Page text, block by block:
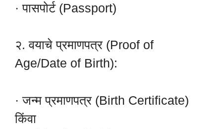
· पासपोर्ट (Passport)
२. वयाचे प्रमाणपत्र (Proof of
Age/Date of Birth):
· जन्म प्रमाणपत्र (Birth Certificate)
किंवा